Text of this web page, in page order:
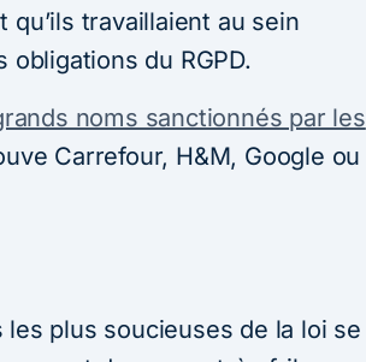
travaillaient au sein
obligations du RGPD.
noms sanctionnés par les
Carrefour, H&M, Google ou
plus soucieuses de la loi se